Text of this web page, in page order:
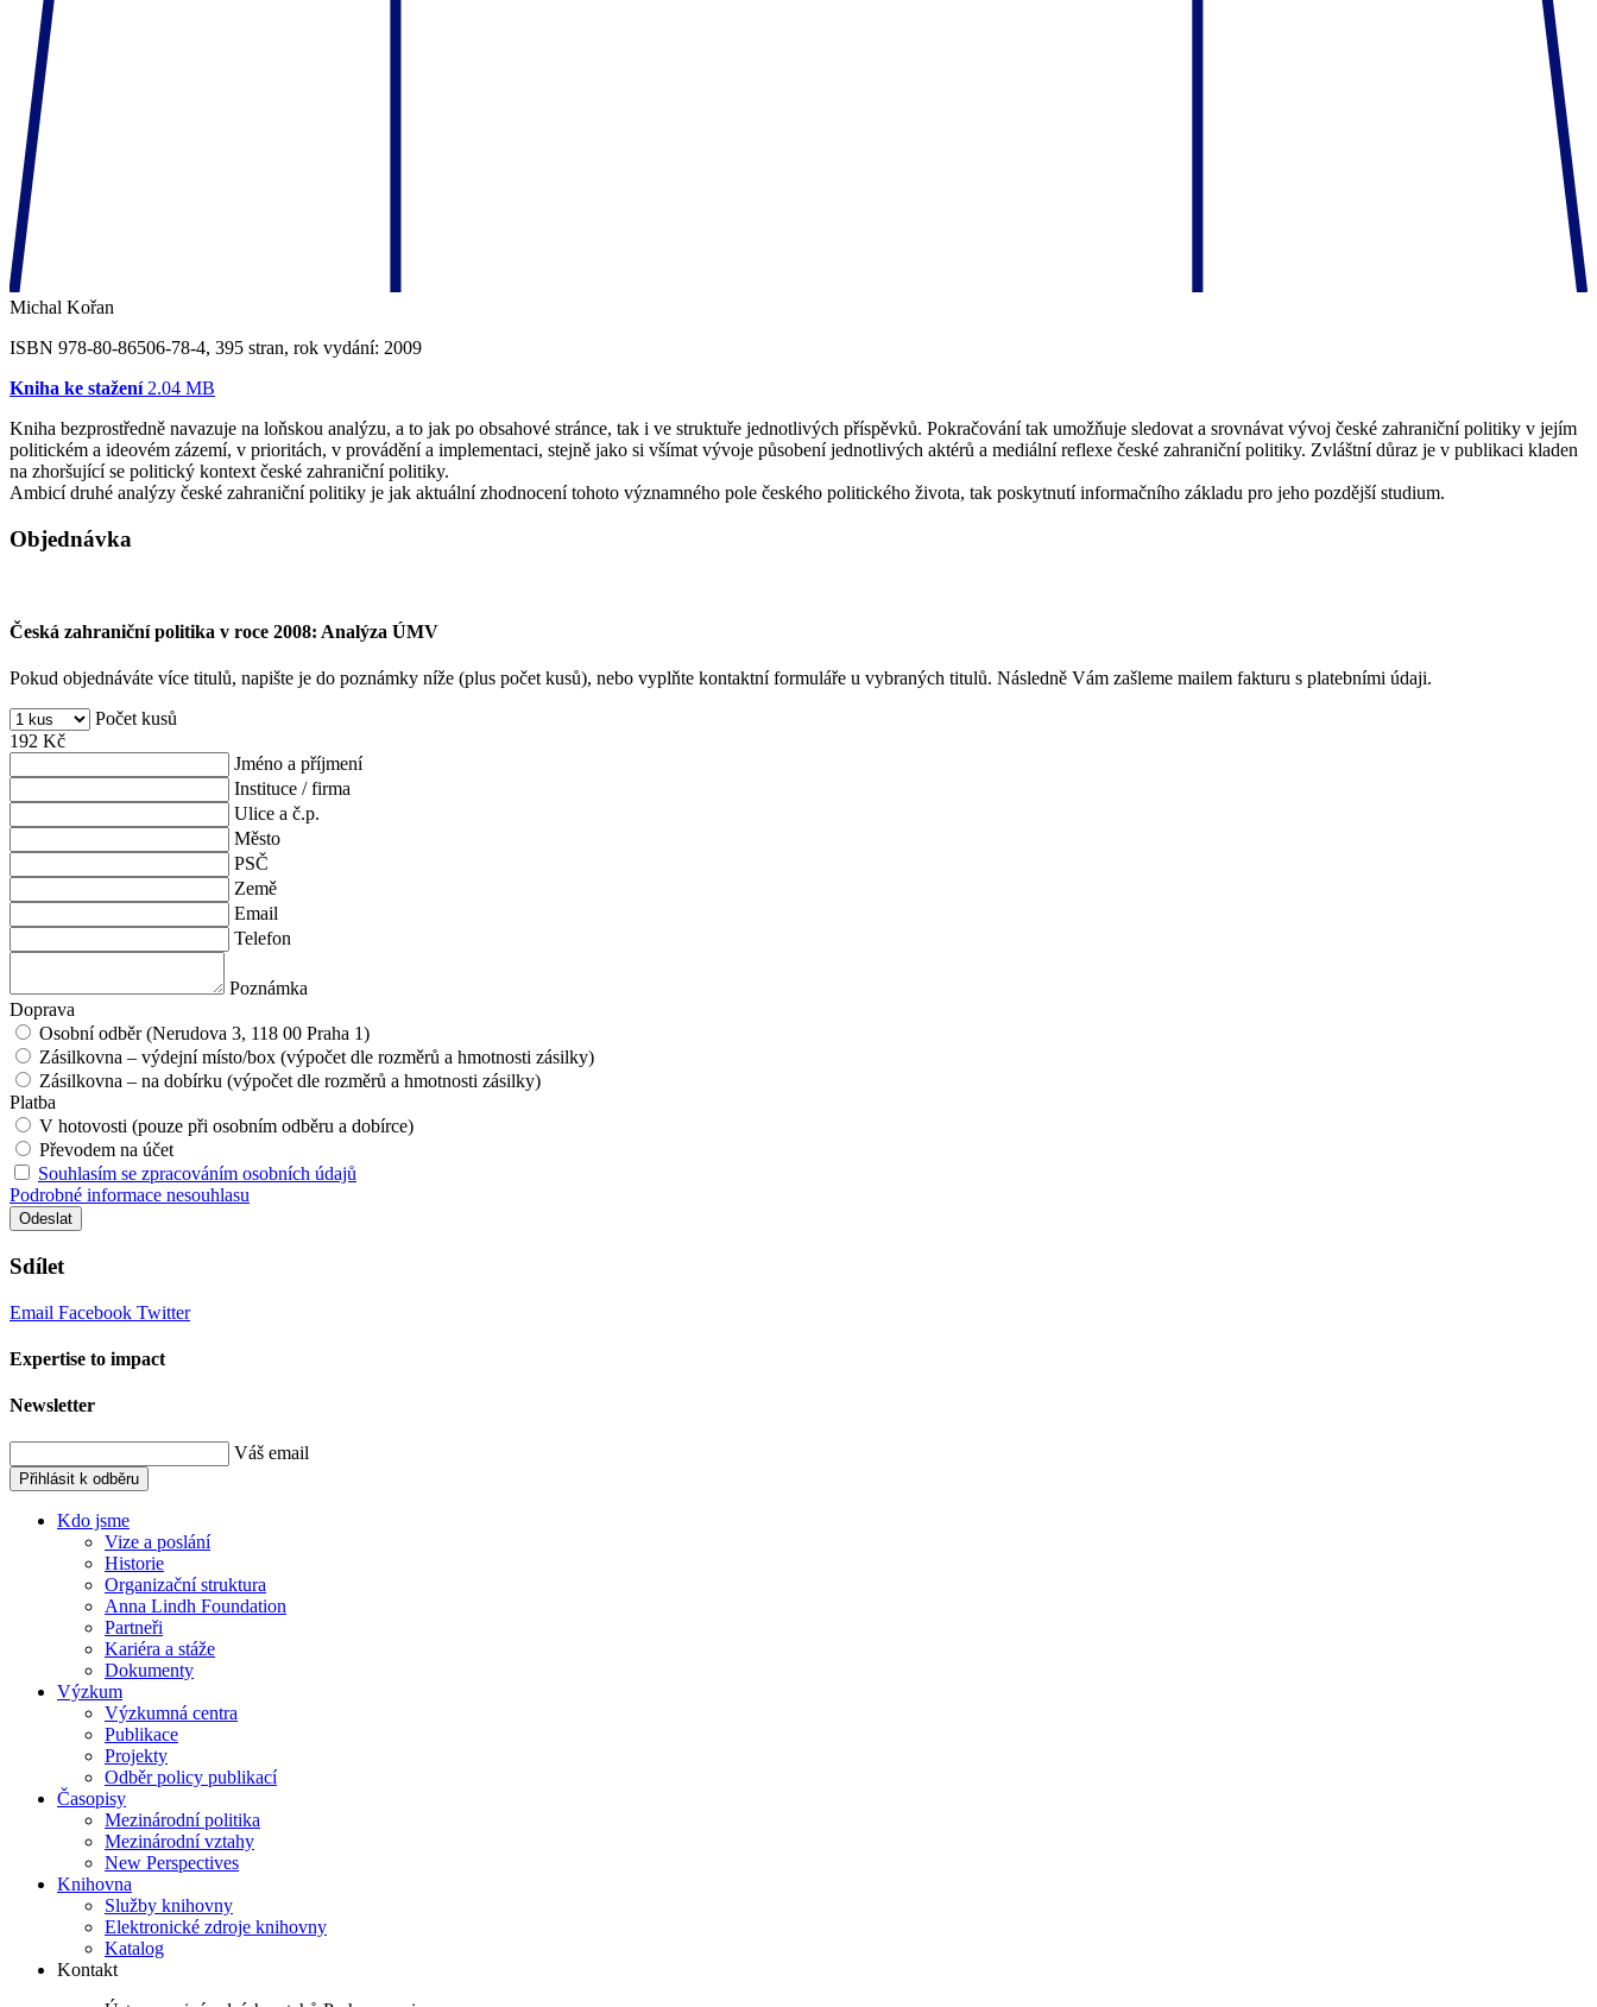
Michal Kořan
ISBN 978-80-86506-78-4, 395 stran, rok vydání: 2009
Kniha ke stažení 2.04 MB
Kniha bezprostředně navazuje na loňskou analýzu, a to jak po obsahové stránce, tak i ve struktuře jednotlivých příspěvků. Pokračování tak umožňuje sledovat a srovnávat vývoj české zahraniční politiky v jejím
politickém a ideovém zázemí, v prioritách, v provádění a implementaci, stejně jako si všímat vývoje působení jednotlivých aktérů a mediální reflexe české zahraniční politiky. Zvláštní důraz je v publikaci kladen
na zhoršující se politický kontext české zahraniční politiky.
Ambicí druhé analýzy české zahraniční politiky je jak aktuální zhodnocení tohoto významného pole českého politického života, tak poskytnutí informačního základu pro jeho pozdější studium.
Objednávka
Česká zahraniční politika v roce 2008: Analýza ÚMV
Pokud objednáváte více titulů, napište je do poznámky níže (plus počet kusů), nebo vyplňte kontaktní formuláře u vybraných titulů. Následně Vám zašleme mailem fakturu s platebními údaji.
Počet kusů
192 Kč
Jméno a příjmení
Instituce / firma
Ulice a č.p.
Město
PSČ
Země
Email
Telefon
Poznámka
Doprava
Osobní odběr (Nerudova 3, 118 00 Praha 1)
Zásilkovna – výdejní místo/box (výpočet dle rozměrů a hmotnosti zásilky)
Zásilkovna – na dobírku (výpočet dle rozměrů a hmotnosti zásilky)
Platba
V hotovosti (pouze při osobním odběru a dobírce)
Převodem na účet
Souhlasím se zpracováním osobních údajů
Podrobné informace nesouhlasu
Odeslat
Sdílet
Email Facebook Twitter
Expertise to impact
Newsletter
Váš email
Přihlásit k odběru
Kdo jsme
Vize a poslání
Historie
Organizační struktura
Anna Lindh Foundation
Partneři
Kariéra a stáže
Dokumenty
Výzkum
Výzkumná centra
Publikace
Projekty
Odběr policy publikací
Časopisy
Mezinárodní politika
Mezinárodní vztahy
New Perspectives
Knihovna
Služby knihovny
Elektronické zdroje knihovny
Katalog
Kontakt